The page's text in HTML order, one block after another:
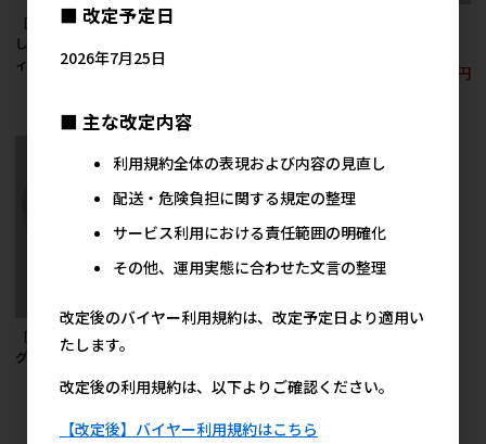
［ドギーマンハヤシ］
しつけ易い満点木 ステ
ィック M
［ペティオ］ドッグポ
5,344円
［ペティオ］ストロン
グワイヤーDX 200cm
参考上代 4,787円
ェットタオル 5本入り
■ 改定予定日
2026年7月25日
■ 主な改定内容
利用規約全体の表現および内容の見直し
配送・危険負担に関する規定の整理
サービス利用における責任範囲の明確化
その他、運用実態に合わせた文言の整理
改定後のバイヤー利用規約は、改定予定日より適用い
たします。
改定後の利用規約は、以下よりご確認ください。
【改定後】バイヤー利用規約はこちら